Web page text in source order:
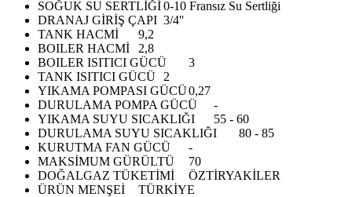
SOĞUK SU SERTLİĞİ0-10 Fransız Su Sertliği
DRANAJ GİRİŞ ÇAPI 3/4''
TANK HACMİ
9,2
BOILER HACMİ
2,8
BOILER ISITICI GÜCÜ
3
TANK ISITICI GÜCÜ
2
YIKAMA POMPASI GÜCÜ0,27
DURULAMA POMPA GÜCÜ
-
YIKAMA SUYU SICAKLIĞI
55 - 60
DURULAMA SUYU SICAKLIĞI
80 - 85
KURUTMA FAN GÜCÜ
-
MAKSİMUM GÜRÜLTÜ
70
DOĞALGAZ TÜKETİMİ
ÖZTİRYAKİLER
ÜRÜN MENŞEİ
TÜRKİYE